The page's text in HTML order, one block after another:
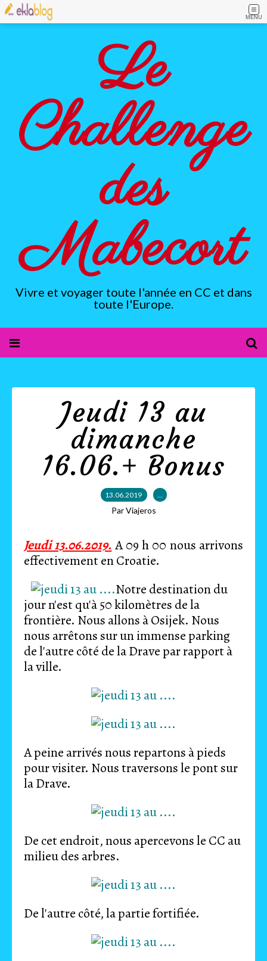
MENU
Le
Challenge
des
Mabecort
Vivre et voyager toute l'année en CC et dans
toute l'Europe.
Jeudi 13 au
dimanche
16.06.+ Bonus
13.06.2019 …
Par Viajeros
Jeudi 13.06.2019. A 09 h 00 nous arrivons
effectivement en Croatie.
Notre destination du
jour n'est qu'à 50 kilomètres de la
frontière. Nous allons à Osijek. Nous
nous arrêtons sur un immense parking
de l'autre côté de la Drave par rapport à
la ville.
A peine arrivés nous repartons à pieds
pour visiter. Nous traversons le pont sur
la Drave.
De cet endroit, nous apercevons le CC au
milieu des arbres.
De l'autre côté, la partie fortifiée.